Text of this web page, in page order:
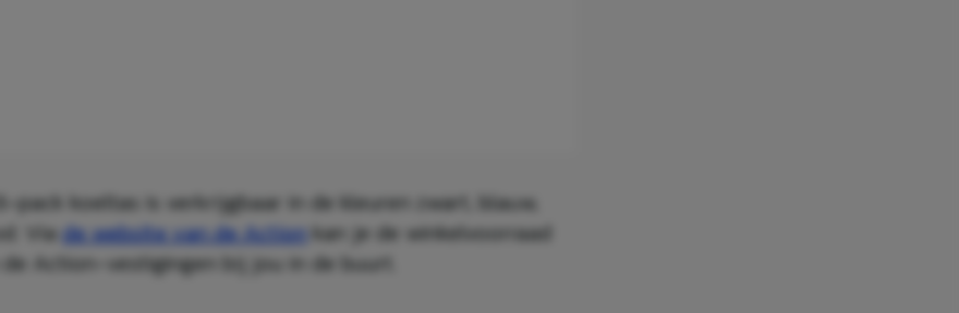
pack koeltas is verkrijgbaar in de kleuren zwart, blauw,
Viade website van de Actionkan je de winkelvoorraad
de Action-vestigingen bij jou in de buurt.